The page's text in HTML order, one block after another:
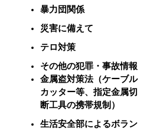
暴力団関係
災害に備えて
テロ対策
その他の犯罪・事故情報
金属盗対策法（ケーブル
カッター等、指定金属切
断工具の携帯規制）
生活安全部によるボラン